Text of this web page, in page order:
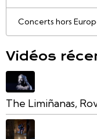
Concerts hors
Vidéos
The Limiñanas,